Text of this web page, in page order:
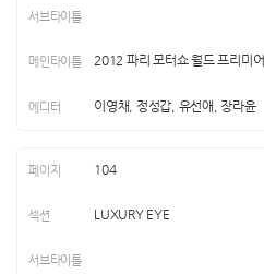
2012 파리 모터쇼 월드 프리미어
이영채, 정성갑, 유선애, 장라윤
104
LUXURY EYE